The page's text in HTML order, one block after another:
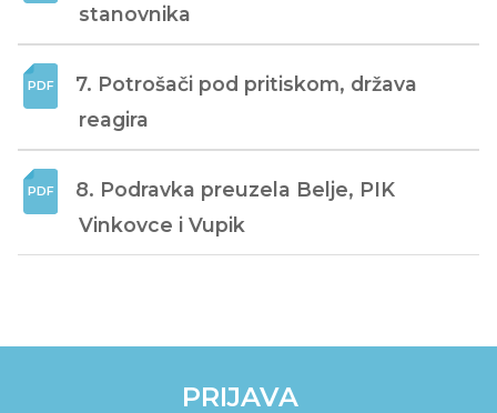
stanovnika
7. Potrošači pod pritiskom, država
reagira
8. Podravka preuzela Belje, PIK
Vinkovce i Vupik
PRIJAVA